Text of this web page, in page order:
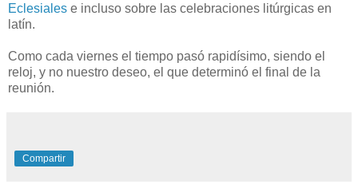
Eclesiales e incluso sobre las celebraciones litúrgicas en
latín.
Como cada viernes el tiempo pasó rapidísimo, siendo el
reloj, y no nuestro deseo, el que determinó el final de la
reunión.
Compartir